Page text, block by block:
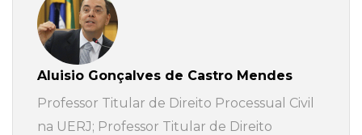
Aluisio Gonçalves de Castro Mendes
Professor Titular de Direito Processual Civil
na UERJ; Professor Titular de Direito